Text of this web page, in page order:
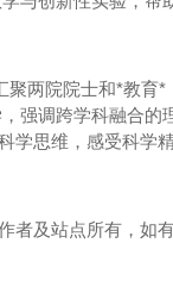
两院院士和*教育*
强调跨学科融合的
学思维，感受科学
者及站点所有，如